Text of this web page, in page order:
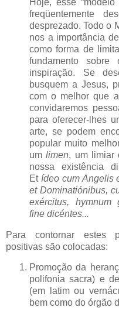
freqüentemente
desprezado. Todo o
nos a importância
como forma de
fundamento
inspiração. Se
busquem a Jesus,
com o melhor que
convidaremos
para oferecer-lhes
arte, se podem
popular muito
umlimen, um limiar
nossa existência
Etídeo cum Angelis
etDominatiónibus,
exércitus,
fine dicéntes...
Para contornar estes
positivas são colocadas:
Promoção da
polifonia sacra) e
(em latim ou
bem como do órgão